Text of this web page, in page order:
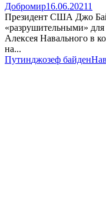
Добромир16.06.20211
Президент США Джо
«разрушительными» для
Алексея Навального в
на...
Путинджозеф байден